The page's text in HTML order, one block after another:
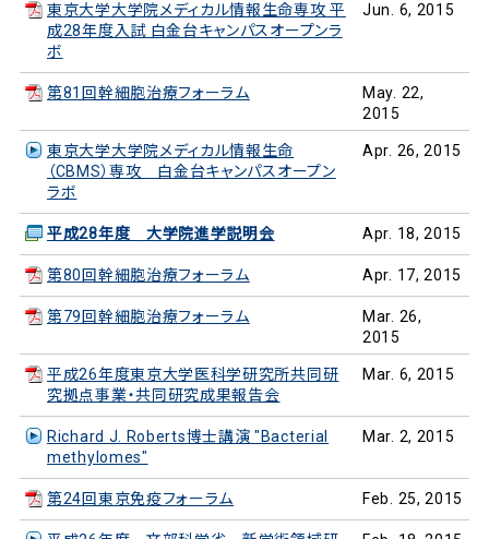
東京大学大学院メディカル情報生命専攻 平
成28年度入試 白金台キャンパスオープンラ
ボ
Jun. 6, 2015
第81回幹細胞治療フォーラム
May. 22,
2015
東京大学大学院メディカル情報生命
（CBMS）専攻 白金台キャンパスオープン
ラボ
Apr. 26, 2015
平成28年度 大学院進学説明会 Apr. 18, 2015
第80回幹細胞治療フォーラム Apr. 17, 2015
第79回幹細胞治療フォーラム
Mar. 26,
2015
平成26年度東京大学医科学研究所共同研
究拠点事業・共同研究成果報告会
Mar. 6, 2015
Richard J. Roberts博士講演 "Bacterial
methylomes"
Mar. 2, 2015
第24回東京免疫フォーラム Feb. 25, 2015